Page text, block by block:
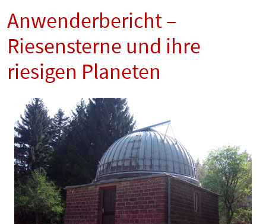
Anwenderbericht –
Riesensterne und ihre
riesigen Planeten